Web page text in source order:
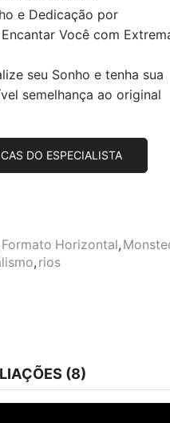
e Dedicação por
Você com
seu Sonho e tenha sua
semelhança ao original
DO ESPECIALISTA
Formato Horizontal,
, rios
(8)